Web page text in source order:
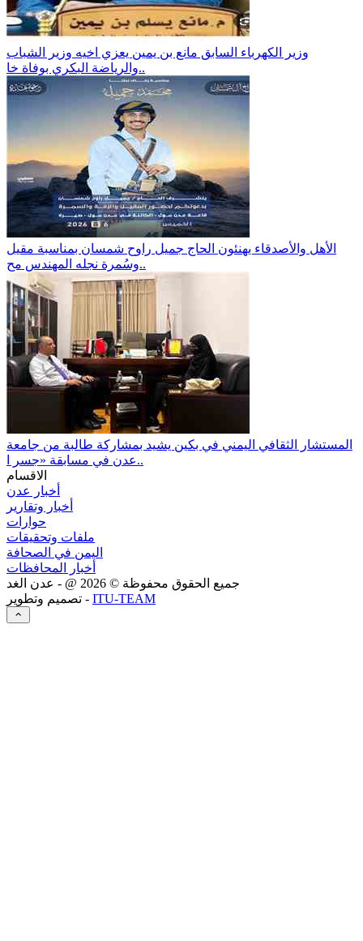
وزير الكهرباء السابق مانع بن يمين يعزي اخيه وزير الشباب
والرياضة البكري بوفاة خا..
الأهل والأصدقاء يهنئون الحاج جميل راوح شمسان بمناسبة مقيل
وسُمرة نجله المهندس مح..
المستشار الثقافي اليمني في بكين يشيد بمشاركة طالبة من جامعة
عدن في مسابقة «جسر ا..
الاقسام
أخبار عدن
أخبار وتقارير
حوارات
ملفات وتحقيقات
اليمن في الصحافة
أخبار المحافظات
جميع الحقوق محفوظة © 2026 @ - عدن الغد
تصميم وتطوير - ITU-TEAM